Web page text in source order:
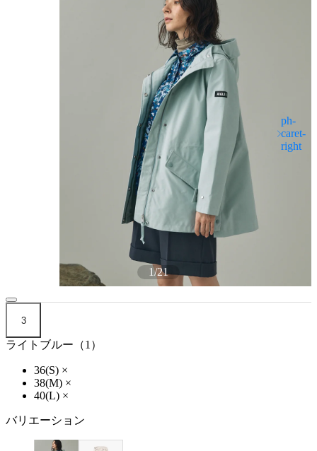
1/21
3
ライトブルー（1）
36(S) ×
38(M) ×
40(L) ×
バリエーション